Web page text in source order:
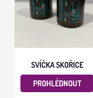
SVÍČKA SKOŘICE
PROHLÉDNOUT